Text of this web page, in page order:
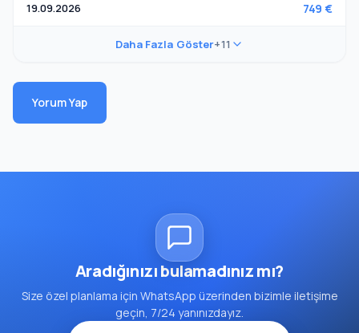
19.09.2026 749 €
Daha Fazla Göster+11
Yorum Yap
Aradığınızı bulamadınız mı?
Size özel planlama için WhatsApp üzerinden bizimle iletişime
geçin, 7/24 yanınızdayız.